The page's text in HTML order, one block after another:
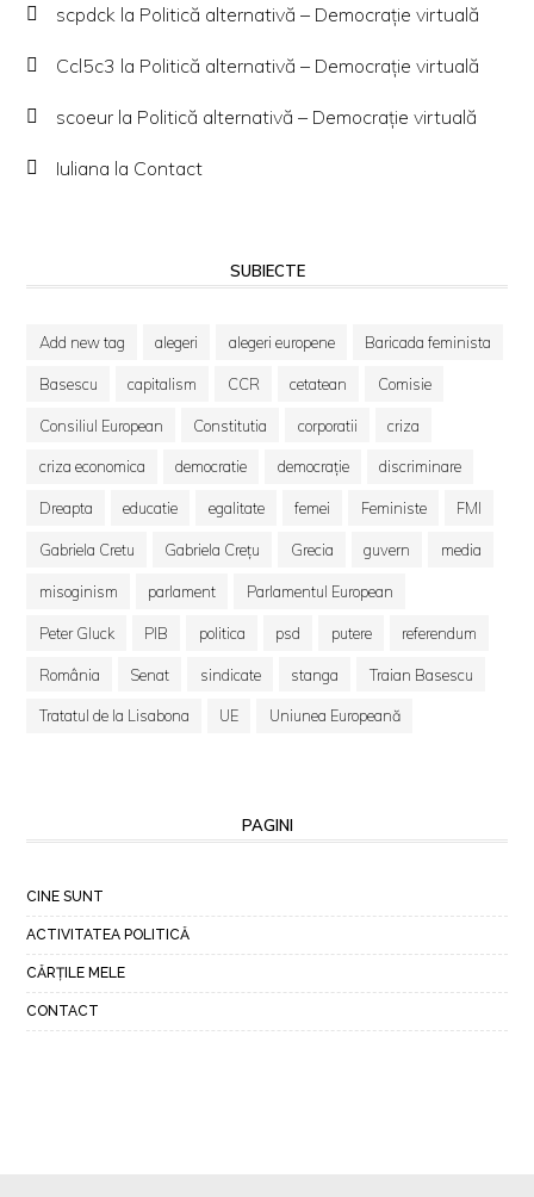
scpdck la Politică alternativă – Democraţie virtuală
Ccl5c3 la Politică alternativă – Democraţie virtuală
scoeur la Politică alternativă – Democraţie virtuală
Iuliana la Contact
SUBIECTE
Add new tag alegeri alegeri europene Baricada feminista
Basescu capitalism CCR cetatean Comisie
Consiliul European Constitutia corporatii criza
criza economica democratie democrație discriminare
Dreapta educatie egalitate femei Feministe FMI
Gabriela Cretu Gabriela Crețu Grecia guvern media
misoginism parlament Parlamentul European
Peter Gluck PIB politica psd putere referendum
România Senat sindicate stanga Traian Basescu
Tratatul de la Lisabona UE Uniunea Europeană
PAGINI
CINE SUNT
ACTIVITATEA POLITICĂ
CĂRȚILE MELE
CONTACT